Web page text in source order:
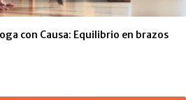
con Causa: Equilibrio en brazos